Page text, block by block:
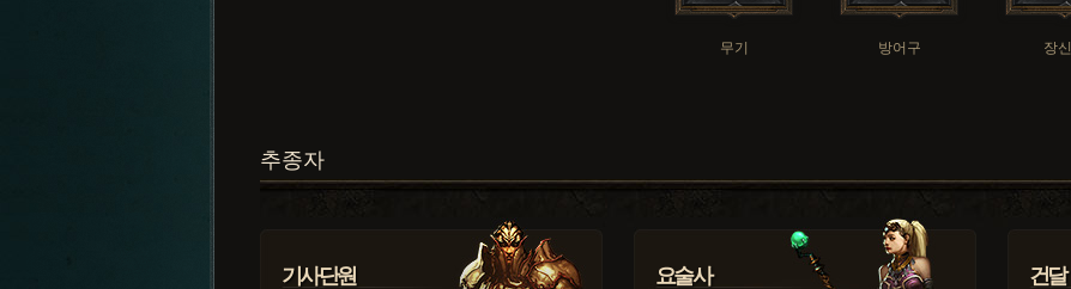
무기 방어구 장
추종자
기사단원 요술사 건달